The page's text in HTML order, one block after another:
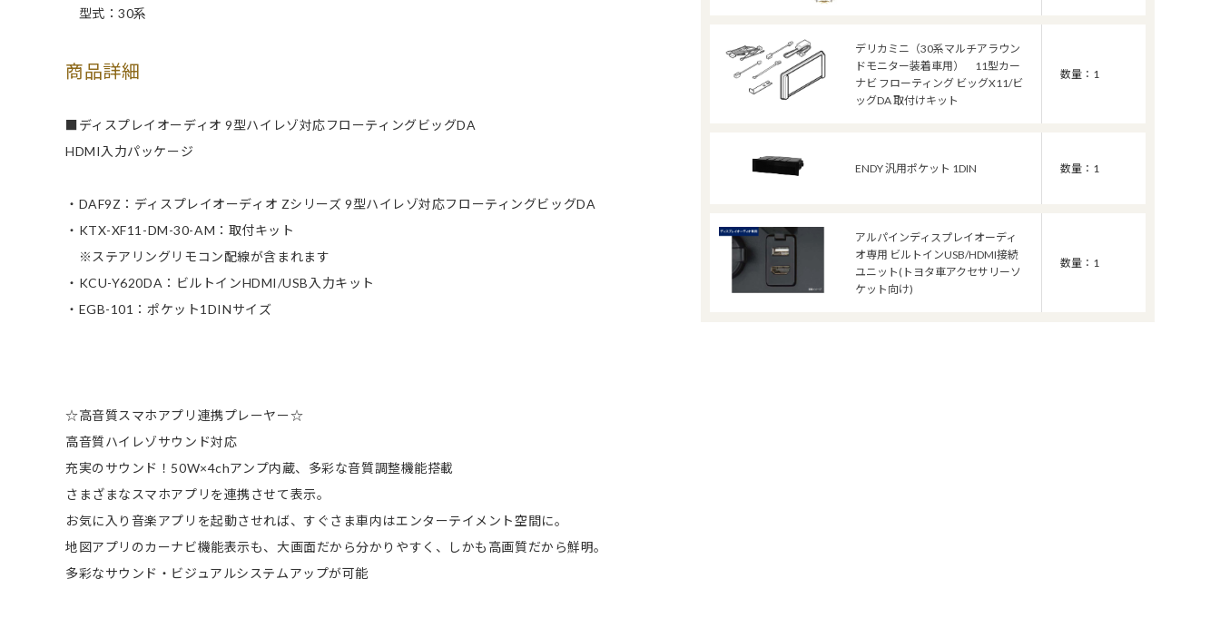
型式：30系
商品詳細
■ディスプレイオーディオ 9型ハイレゾ対応フローティングビッグDA
HDMI入力パッケージ
・DAF9Z：ディスプレイオーディオ Zシリーズ 9型ハイレゾ対応フローティングビッグDA
・KTX-XF11-DM-30-AM：取付キット
※ステアリングリモコン配線が含まれます
・KCU-Y620DA：ビルトインHDMI/USB入力キット
・EGB-101：ポケット1DINサイズ
☆高音質スマホアプリ連携プレーヤー☆
高音質ハイレゾサウンド対応
充実のサウンド！50W×4chアンプ内蔵、多彩な音質調整機能搭載
さまざまなスマホアプリを連携させて表示。
お気に入り音楽アプリを起動させれば、すぐさま車内はエンターテイメント空間に。
地図アプリのカーナビ機能表示も、大画面だから分かりやすく、しかも高画質だから鮮明。
多彩なサウンド・ビジュアルシステムアップが可能
デリカミニ（30系マルチアラウン
ドモニター装着車用） 11型カー
ナビ フローティング ビッグX11/ビ
ッグDA 取付けキット
数量：1
ENDY 汎用ポケット 1DIN 数量：1
アルパインディスプレイオーディ
オ専用 ビルトインUSB/HDMI接続
ユニット(トヨタ車アクセサリーソ
ケット向け)
数量：1